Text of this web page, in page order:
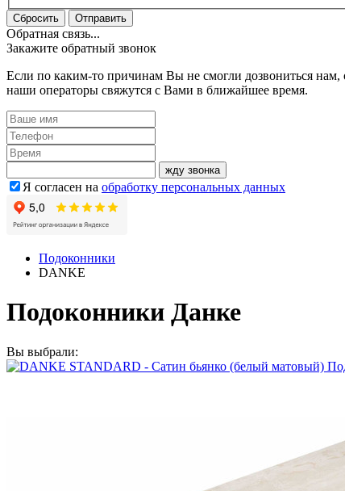
Сбросить Отправить
Обратная связь...
Закажите обратный звонок
Если по каким-то причинам Вы не смогли дозвониться нам,
наши операторы свяжутся с Вами в ближайшее время.
жду звонка
Я согласен на обработку персональных данных
Подоконники
DANKE
Подоконники Данке
Вы выбрали: